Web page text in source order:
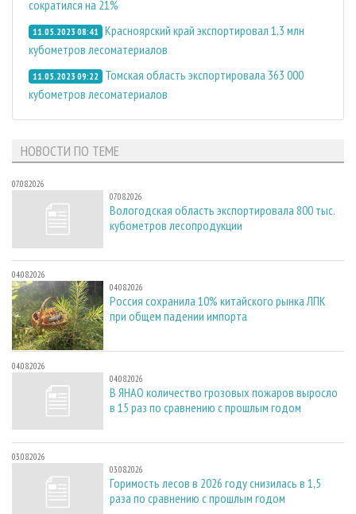
сократился на 21%
11.05.2023 08:41 Красноярский край экспортировал 1,3 млн
кубометров лесоматериалов
11.05.2023 09:22
Томская область экспортировала 363 000
кубометров лесоматериалов
НОВОСТИ ПО ТЕМЕ
07.08.2026
07.08.2026
Вологодская область экспортировала 800 тыс.
кубометров лесопродукции
04.08.2026
04.08.2026
Россия сохранила 10% китайского рынка ЛПК
при общем падении импорта
04.08.2026
04.08.2026
В ЯНАО количество грозовых пожаров выросло
в 15 раз по сравнению с прошлым годом
03.08.2026
03.08.2026
Горимость лесов в 2026 году снизилась в 1,5
раза по сравнению с прошлым годом